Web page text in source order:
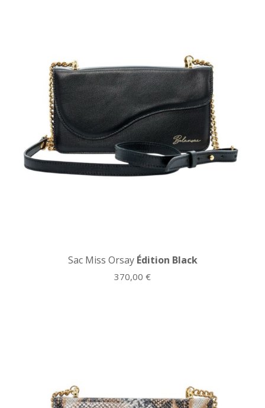
Sac Miss Orsay Édition Black
370,00 €